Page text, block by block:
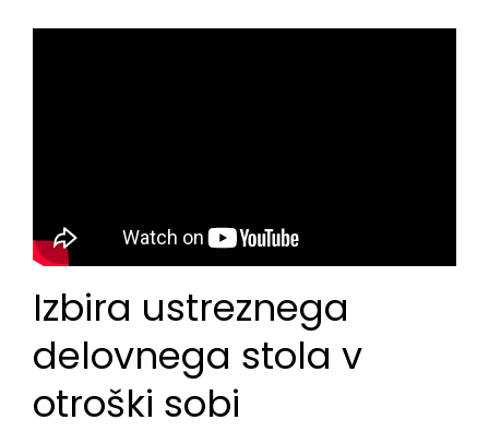
Izbira ustreznega
delovnega stola v
otroški sobi